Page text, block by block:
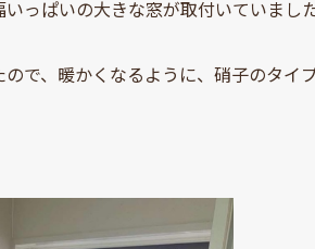
っぱいの大きな窓が取付いていました
で、暖かくなるように、硝子のタイ